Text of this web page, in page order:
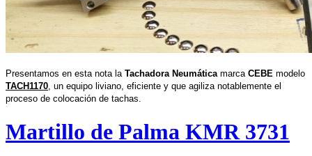
Presentamos en esta nota la Tachadora Neumática marca CEBE modelo
TACH1170 , un equipo liviano, eficiente y que agiliza notablemente el
proceso de colocación de tachas.
Martillo de Palma KMR 3731